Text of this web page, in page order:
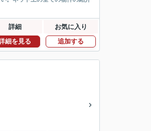
詳細
お気に入り
細を見る 追加する